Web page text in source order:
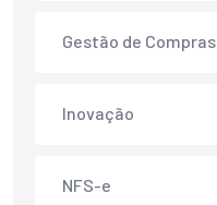
Gestão de Compras
Inovação
NFS-e